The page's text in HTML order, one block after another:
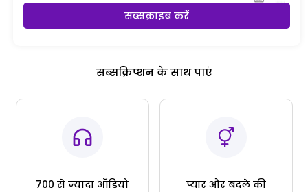
सब्सक्राइब करें
सब्सक्रिप्शन के साथ पाएं
700 से ज्यादा ऑडियो
प्यार और बदले की